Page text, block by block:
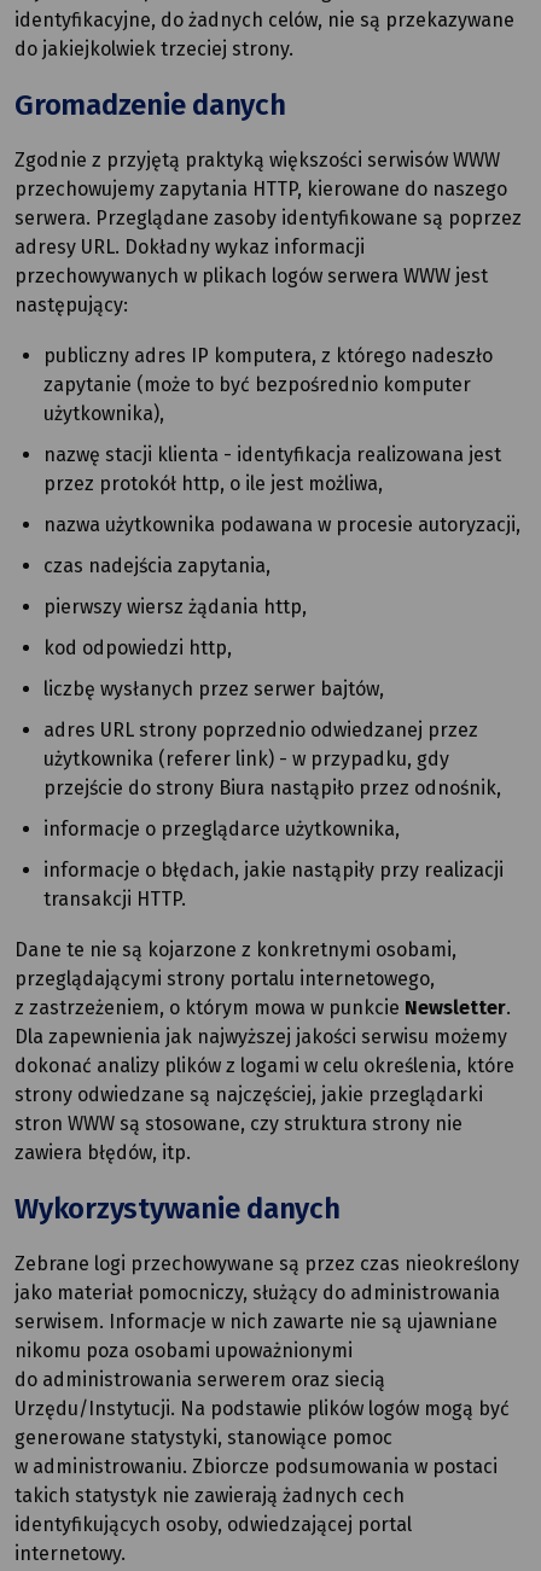
identyfikacyjne, do żadnych celów, nie są przekazywane
do jakiejkolwiek trzeciej strony.
Gromadzenie danych
Zgodnie z przyjętą praktyką większości serwisów WWW
przechowujemy zapytania HTTP, kierowane do naszego
serwera. Przeglądane zasoby identyfikowane są poprzez
adresy URL. Dokładny wykaz informacji
przechowywanych w plikach logów serwera WWW jest
następujący:
publiczny adres IP komputera, z którego nadeszło
zapytanie (może to być bezpośrednio komputer
użytkownika),
nazwę stacji klienta - identyfikacja realizowana jest
przez protokół http, o ile jest możliwa,
nazwa użytkownika podawana w procesie autoryzacji,
czas nadejścia zapytania,
pierwszy wiersz żądania http,
kod odpowiedzi http,
liczbę wysłanych przez serwer bajtów,
adres URL strony poprzednio odwiedzanej przez
użytkownika (referer link) - w przypadku, gdy
przejście do strony Biura nastąpiło przez odnośnik,
informacje o przeglądarce użytkownika,
informacje o błędach, jakie nastąpiły przy realizacji
transakcji HTTP.
Dane te nie są kojarzone z konkretnymi osobami,
przeglądającymi strony portalu internetowego,
z zastrzeżeniem, o którym mowa w punkcie Newsletter.
Dla zapewnienia jak najwyższej jakości serwisu możemy
dokonać analizy plików z logami w celu określenia, które
strony odwiedzane są najczęściej, jakie przeglądarki
stron WWW są stosowane, czy struktura strony nie
zawiera błędów, itp.
Wykorzystywanie danych
Zebrane logi przechowywane są przez czas nieokreślony
jako materiał pomocniczy, służący do administrowania
serwisem. Informacje w nich zawarte nie są ujawniane
nikomu poza osobami upoważnionymi
do administrowania serwerem oraz siecią
Urzędu/Instytucji. Na podstawie plików logów mogą być
generowane statystyki, stanowiące pomoc
w administrowaniu. Zbiorcze podsumowania w postaci
takich statystyk nie zawierają żadnych cech
identyfikujących osoby, odwiedzającej portal
internetowy.